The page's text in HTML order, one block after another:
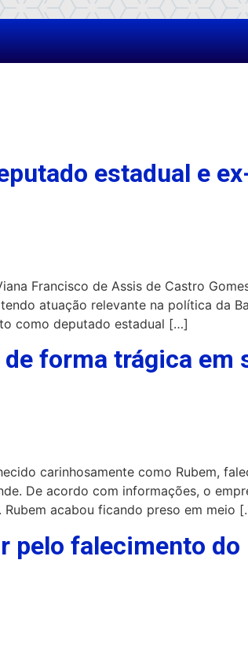
estadual e
Francisco de Assis de Castro
atuação relevante na política da
como deputado estadual […]
forma trágica em
carinhosamente como Rubem,
De acordo com informações, o
acabou ficando preso em meio
pelo falecimento